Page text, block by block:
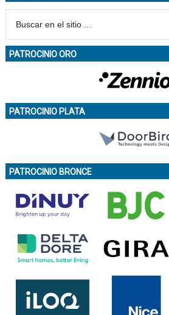
PATROCINIO ORO
PATROCINIO PLATA
PATROCINIO BRONCE